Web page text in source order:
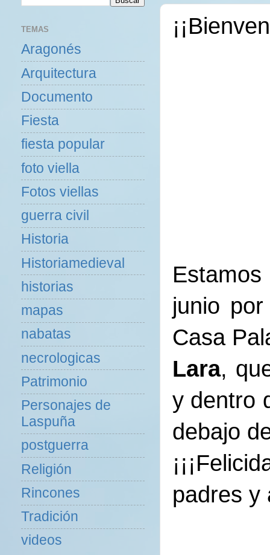
junio
Casa
Lara,
y dentro
debajo
padres y
TEMAS
Aragonés
Arquitectura
Documento
Fiesta
fiesta popular
foto viella
Fotos viellas
guerra civil
Historia
Historiamedieval
historias
mapas
nabatas
necrologicas
Patrimonio
Personajes de
Laspuña
postguerra
Religión
Rincones
Tradición
videos